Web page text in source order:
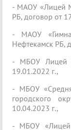
- МАОУ «Лицей
РБ, договор от
- МАОУ
Нефтекамск РБ,
- МБОУ Лицей
19.01.2022 г.,
- МБОУ
городского
10.04.2023 г.,
- МБОУ «Лицей